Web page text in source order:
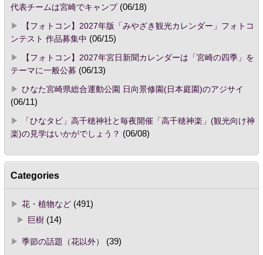
代表チームは宮崎でキャンプ(06/18)
【フォトコン】2027年版「みやざき観光カレンダー」フォトコ
ンテスト 作品募集中 (06/15)
【フォトコン】2027年宮日新聞カレンダーは「宮崎の四季」を
テーマに一般公募 (06/13)
ひなた宮崎県総合運動公園 日向景修園(日本庭園)のアジサイ
(06/11)
「ひなタビ」高千穂神社と毎夜開催「高千穂神楽」(観光向け神
楽)の見学はいかがでしょう？ (06/08)
Categories
花・植物など(491)
巨樹(14)
季節の話題（花以外）
(39)